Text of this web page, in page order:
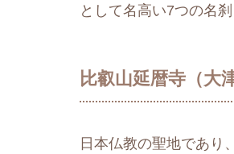
として名高い7つの名刹
比叡山延暦寺（大
日本仏教の聖地であり